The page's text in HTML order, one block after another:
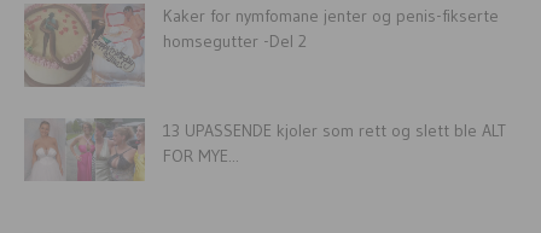
Kaker for nymfomane jenter og penis-fikserte
homsegutter -Del 2
13 UPASSENDE kjoler som rett og slett ble ALT
FOR MYE...